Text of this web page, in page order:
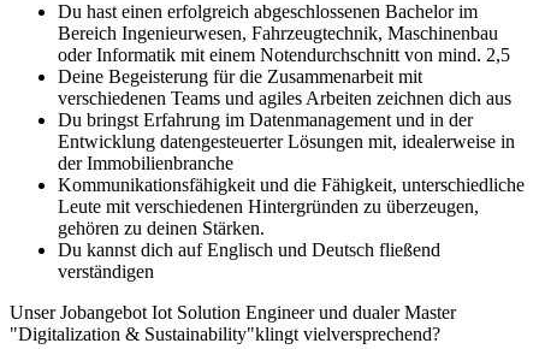
Du hast einen erfolgreich abgeschlossenen Bachelor im
Bereich Ingenieurwesen, Fahrzeugtechnik, Maschinenbau
oder Informatik mit einem Notendurchschnitt von mind. 2,5
Deine Begeisterung für die Zusammenarbeit mit
verschiedenen Teams und agiles Arbeiten zeichnen dich aus
Du bringst Erfahrung im Datenmanagement und in der
Entwicklung datengesteuerter Lösungen mit, idealerweise in
der Immobilienbranche
Kommunikationsfähigkeit und die Fähigkeit, unterschiedliche
Leute mit verschiedenen Hintergründen zu überzeugen,
gehören zu deinen Stärken.
Du kannst dich auf Englisch und Deutsch fließend
verständigen
Unser Jobangebot Iot Solution Engineer und dualer Master
"Digitalization & Sustainability"klingt vielversprechend?